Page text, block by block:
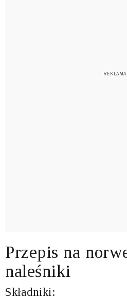
Przepis na
naleśniki
Składniki: